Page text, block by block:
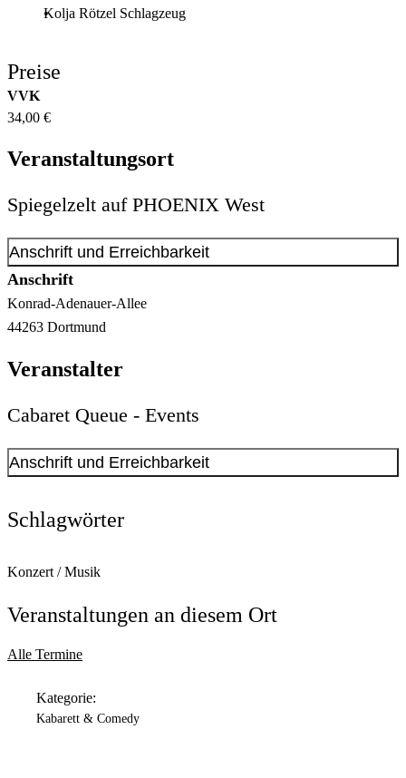
Kolja Rötzel Schlagzeug
Preise
VVK
34,00 €
Veranstaltungsort
Spiegelzelt auf PHOENIX West
Anschrift und Erreichbarkeit
Anschrift
Konrad-Adenauer-Allee
44263 Dortmund
Veranstalter
Cabaret Queue - Events
Anschrift und Erreichbarkeit
Anschrift
Schlagwörter
Konzert / Musik
Veranstaltungen an diesem Ort
Alle Termine
Kategorie:
Kabarett & Comedy